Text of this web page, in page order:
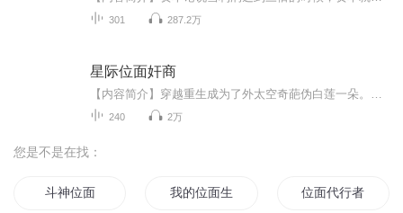
301 287.2万
星际位面奸商
240 2万
您是不是在找：
斗神位面 我的位面生活 位面代行者